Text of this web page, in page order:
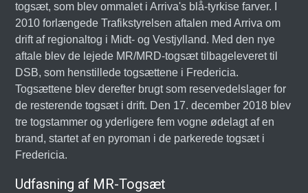
togsæt, som blev ommalet i Arriva's blå-tyrkise farver. I
2010 forlængede Trafikstyrelsen aftalen med Arriva om
drift af regionaltog i Midt- og Vestjylland. Med den nye
aftale blev de lejede MR/MRD-togsæt tilbageleveret til
DSB, som henstillede togsættene i Fredericia.
Togsættene blev derefter brugt som reservedelslager for
de resterende togsæt i drift. Den 17. december 2018 blev
tre togstammer og yderligere fem vogne ødelagt af en
brand, startet af en pyroman i de parkerede togsæt i
Fredericia.
Udfasning af MR-Togsæt